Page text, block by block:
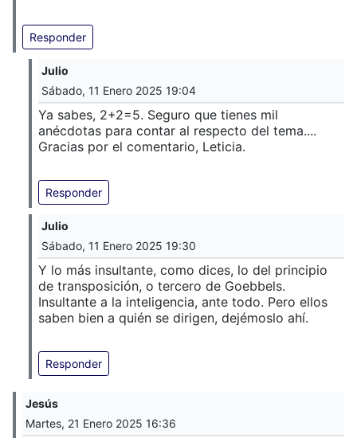
Responder
Julio
Sábado, 11 Enero 2025 19:04
Ya sabes, 2+2=5. Seguro que tienes mil
anécdotas para contar al respecto del tema....
Gracias por el comentario, Leticia.
Responder
Julio
Sábado, 11 Enero 2025 19:30
Y lo más insultante, como dices, lo del principio
de transposición, o tercero de Goebbels.
Insultante a la inteligencia, ante todo. Pero ellos
saben bien a quién se dirigen, dejémoslo ahí.
Responder
Jesús
Martes, 21 Enero 2025 16:36